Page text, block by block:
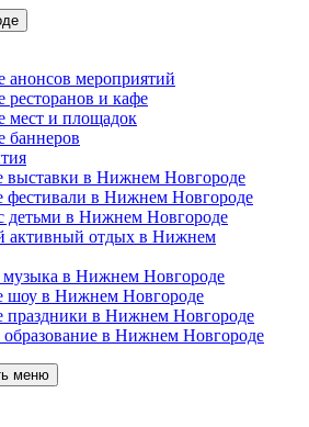
анонсов мероприятий
ресторанов и кафе
мест и площадок
баннеров
выставки в Нижнем Новгороде
фестивали в Нижнем Новгороде
детьми в Нижнем Новгороде
активный отдых в Нижнем
музыка в Нижнем Новгороде
шоу в Нижнем Новгороде
праздники в Нижнем Новгороде
образование в Нижнем Новгороде
меню